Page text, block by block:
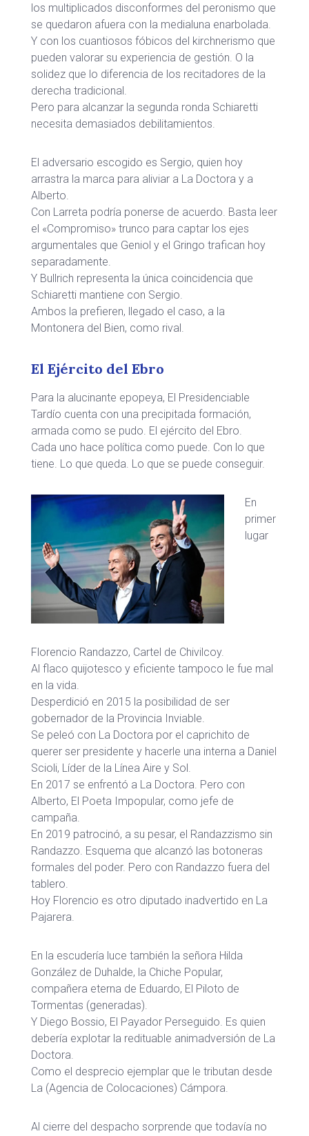
los multiplicados disconformes del peronismo que
se quedaron afuera con la medialuna enarbolada.
Y con los cuantiosos fóbicos del kirchnerismo que
pueden valorar su experiencia de gestión. O la
solidez que lo diferencia de los recitadores de la
derecha tradicional.
Pero para alcanzar la segunda ronda Schiaretti
necesita demasiados debilitamientos.
El adversario escogido es Sergio, quien hoy
arrastra la marca para aliviar a La Doctora y a
Alberto.
Con Larreta podría ponerse de acuerdo. Basta leer
el «Compromiso» trunco para captar los ejes
argumentales que Geniol y el Gringo trafican hoy
separadamente.
Y Bullrich representa la única coincidencia que
Schiaretti mantiene con Sergio.
Ambos la prefieren, llegado el caso, a la
Montonera del Bien, como rival.
El Ejército del Ebro
Para la alucinante epopeya, El Presidenciable
Tardío cuenta con una precipitada formación,
armada como se pudo. El ejército del Ebro.
Cada uno hace política como puede. Con lo que
tiene. Lo que queda. Lo que se puede conseguir.
En
primer
lugar
Florencio Randazzo, Cartel de Chivilcoy.
Al flaco quijotesco y eficiente tampoco le fue mal
en la vida.
Desperdició en 2015 la posibilidad de ser
gobernador de la Provincia Inviable.
Se peleó con La Doctora por el caprichito de
querer ser presidente y hacerle una interna a Daniel
Scioli, Líder de la Línea Aire y Sol.
En 2017 se enfrentó a La Doctora. Pero con
Alberto, El Poeta Impopular, como jefe de
campaña.
En 2019 patrocinó, a su pesar, el Randazzismo sin
Randazzo. Esquema que alcanzó las botoneras
formales del poder. Pero con Randazzo fuera del
tablero.
Hoy Florencio es otro diputado inadvertido en La
Pajarera.
En la escudería luce también la señora Hilda
González de Duhalde, la Chiche Popular,
compañera eterna de Eduardo, El Piloto de
Tormentas (generadas).
Y Diego Bossio, El Payador Perseguido. Es quien
debería explotar la redituable animadversión de La
Doctora.
Como el desprecio ejemplar que le tributan desde
La (Agencia de Colocaciones) Cámpora.
Al cierre del despacho sorprende que todavía no